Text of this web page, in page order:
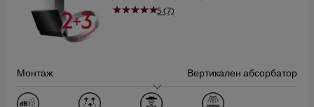
5 (7)
Монтаж Вертикален абсорбатор
Размер (см)